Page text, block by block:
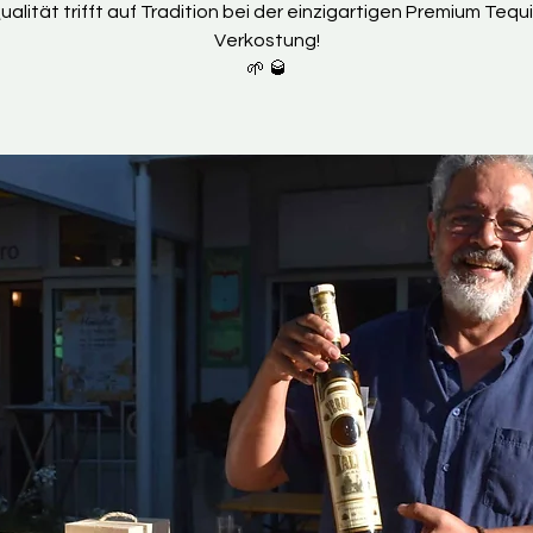
trifft auf Tradition bei der einzigartigen Premium
Verkostung!
🌱 🥃